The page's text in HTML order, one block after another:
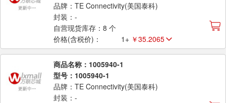
品牌：TE Connectivity(美国泰科)
封装：-
自营现货库存：8 个
价格(含税价)：
1+ ￥35.2065
商品名称：1005940-1
型号：1005940-1
品牌：TE Connectivity(美国泰科)
封装：-